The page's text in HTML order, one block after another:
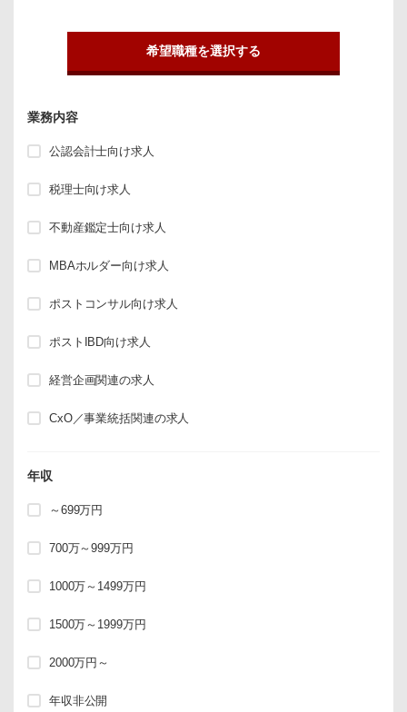
希望職種を選択する
業務内容
公認会計士向け求人
税理士向け求人
不動産鑑定士向け求人
MBAホルダー向け求人
ポストコンサル向け求人
ポストIBD向け求人
経営企画関連の求人
CxO／事業統括関連の求人
年収
～699万円
700万～999万円
1000万～1499万円
1500万～1999万円
2000万円～
年収非公開